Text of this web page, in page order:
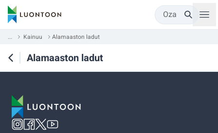
Oza
... Kainuu Alamaaston ladut
Alamaaston ladut